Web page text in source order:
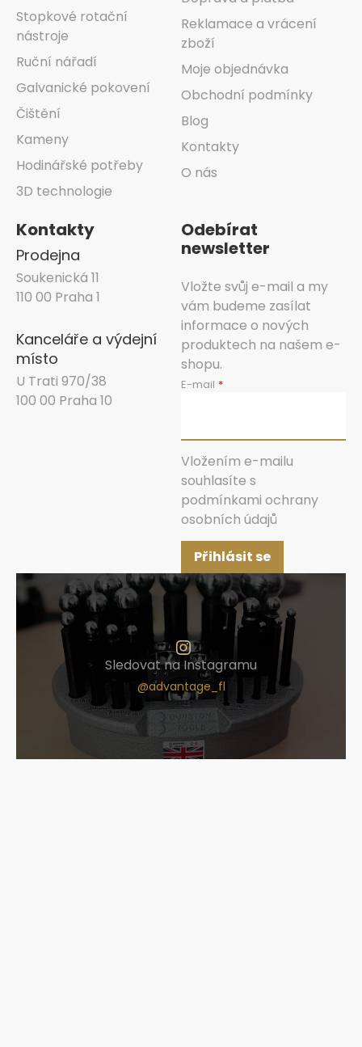
Stopkové rotační
nástroje
Ruční nářadí
Galvanické pokovení
Čištění
Kameny
Hodinářské potřeby
3D technologie
Reklamace a vrácení
zboží
Moje objednávka
Obchodní podmínky
Blog
Kontakty
O nás
Kontakty
Prodejna
Soukenická 11
110 00 Praha 1
Kanceláře a výdejní
místo
U Trati 970/38
100 00 Praha 10
Odebírat
newsletter
Vložte svůj e-mail a my
vám budeme zasílat
informace o nových
produktech na našem e-
shopu.
E-mail
Vložením e-mailu
souhlasíte s
podmínkami ochrany
osobních údajů
Přihlásit se
Sledovat na Instagramu